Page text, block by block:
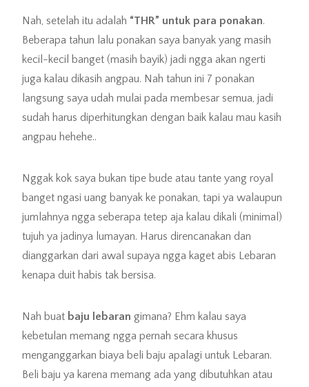
Nah, setelah itu adalah “THR” untuk para ponakan.
Beberapa tahun lalu ponakan saya banyak yang masih
kecil-kecil banget (masih bayik) jadi ngga akan ngerti
juga kalau dikasih angpau. Nah tahun ini 7 ponakan
langsung saya udah mulai pada membesar semua, jadi
sudah harus diperhitungkan dengan baik kalau mau kasih
angpau hehehe..
Nggak kok saya bukan tipe bude atau tante yang royal
banget ngasi uang banyak ke ponakan, tapi ya walaupun
jumlahnya ngga seberapa tetep aja kalau dikali (minimal)
tujuh ya jadinya lumayan. Harus direncanakan dan
dianggarkan dari awal supaya ngga kaget abis Lebaran
kenapa duit habis tak bersisa.
Nah buat baju lebaran gimana? Ehm kalau saya
kebetulan memang ngga pernah secara khusus
menganggarkan biaya beli baju apalagi untuk Lebaran.
Beli baju ya karena memang ada yang dibutuhkan atau